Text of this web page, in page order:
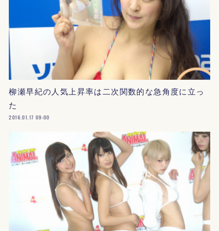
柳瀬早紀の人気上昇率は二次関数的な急角度に立っ
た
2016.01.17 09:00